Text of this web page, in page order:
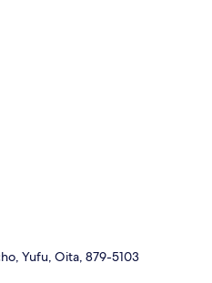
Yufu, Oita, 879-5103